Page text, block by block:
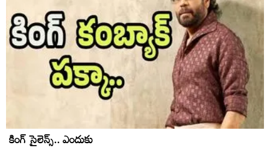
కింగ్ సైలెన్స్.. ఎందుకు